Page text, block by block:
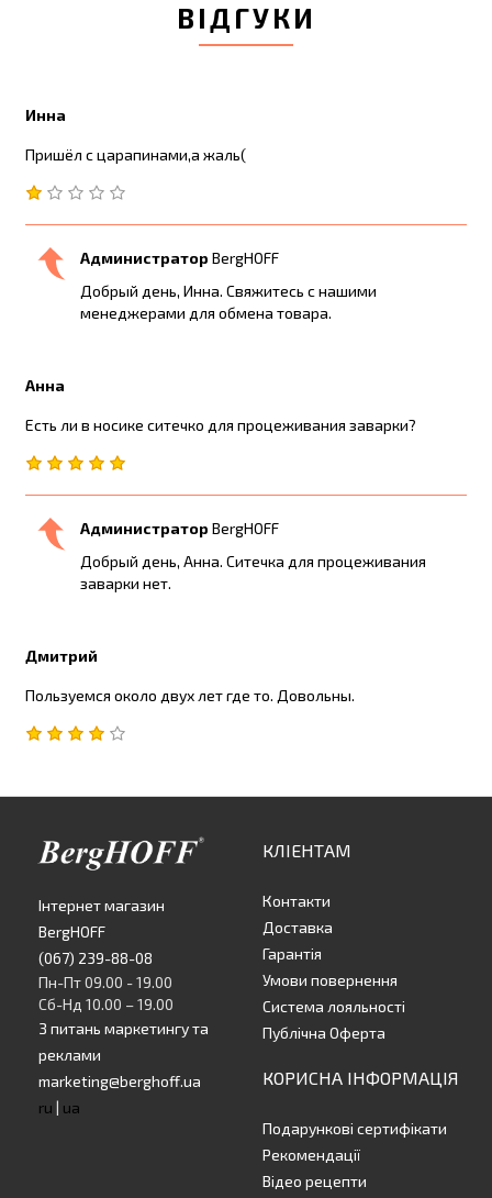
ВІДГУКИ
Инна
Пришёл с царапинами,а жаль(
Администратор BergHOFF
Добрый день, Инна. Свяжитесь с нашими
менеджерами для обмена товара.
Анна
Есть ли в носике ситечко для процеживания заварки?
Администратор BergHOFF
Добрый день, Анна. Ситечка для процеживания
заварки нет.
Дмитрий
Пользуемся около двух лет где то. Довольны.
Інтернет магазин
BergHOFF
(067) 239-88-08
Пн-Пт 09.00 - 19.00
Сб-Нд 10.00 – 19.00
З питань маркетингу та
реклами
marketing@berghoff.ua
ru | ua
КЛІЕНТАМ
Контакти
Доставка
Гарантія
Умови повернення
Система лояльності
Публічна Оферта
КОРИСНА ІНФОРМАЦІЯ
Подарункові сертифікати
Рекомендації
Відео рецепти